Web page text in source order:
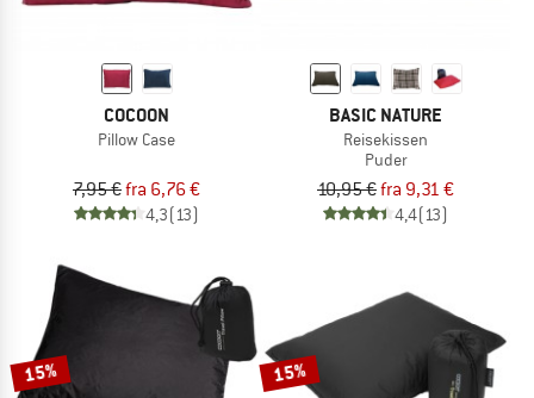
COCOON
Pillow Case
7,95 €fra 6,76 €
4,3(13)
BASIC NATURE
Reisekissen
Puder
10,95 €fra 9,31 €
4,4(13)
15% 15%